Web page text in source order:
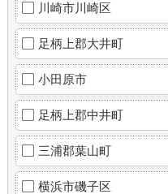
川崎市川崎区
足柄上郡大井町
小田原市
足柄上郡中井町
三浦郡葉山町
横浜市磯子区